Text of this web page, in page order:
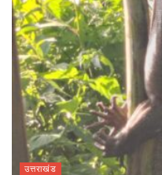
उत्तराखंड